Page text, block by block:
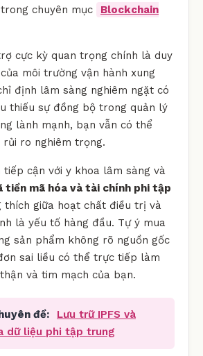
chuyên mục
Blockchain
cực kỳ quan trọng chính là duy
môi trường vận hành xung
định lâm sàng nghiêm ngặt có
thiếu sự đồng bộ trong quản lý
lành mạnh, bạn vẫn có thể
rủi ro nghiêm trọng.
cận với y khoa lâm sàng và
tiền mã hóa và tài chính phi tập
thích giữa hoạt chất điều trị và
là yếu tố hàng đầu. Tự ý mua
sản phẩm không rõ nguồn gốc
sai liều có thể trực tiếp làm
và tim mạch của bạn.
đề:
Lưu trữ IPFS và
dữ liệu phi tập trung